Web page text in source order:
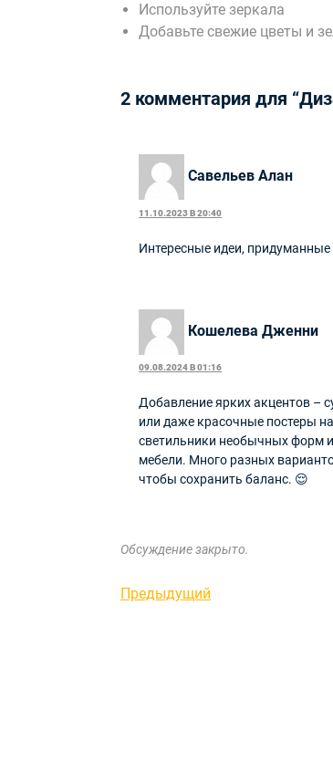
Используйте зеркала
Добавьте свежие цветы и
2 комментария для
Савельев Алан
11.10.2023 В 20:40
Интересные идеи,
Кошелева Дженни
09.08.2024 В 01:16
Добавление ярких акцентов –
или даже красочные постеры
светильники необычных форм
мебели. Много разных
чтобы сохранить баланс. 😌
Обсуждение закрыто.
Навигация
Предыдущая
Предыдущий